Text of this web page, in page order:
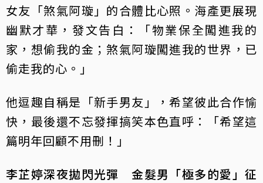
女友「煞氣阿璇」的合體比心照。海產更展現
幽默才華，發文告白：「物業保全闖進我的
家，想偷我的金；煞氣阿璇闖進我的世界，已
偷走我的心。」
他逗趣自稱是「新手男友」，希望彼此合作愉
快，最後還不忘發揮搞笑本色直呼：「希望這
篇明年回顧不用刪！」
李芷婷深夜拋閃光彈 金髮男「極多的愛」征